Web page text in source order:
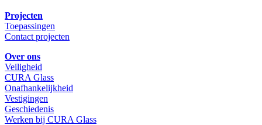
Projecten
Toepassingen
Contact projecten
Over ons
Veiligheid
CURA Glass
Onafhankelijkheid
Vestigingen
Geschiedenis
Werken bij CURA Glass